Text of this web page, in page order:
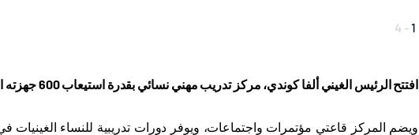
1
-
4
افتتح الرئيس الغيني ألفا كوندي، مركز تدريب مهني نسائي بقدرة استيعاب 600 جهزته الوكالة التركية للتعاون والتنسيق "تيكا" في العاصمة "كوناكري
ويضم المركز قاعتي مؤتمرات واجتماعات، ويوفر دورات تدريبية للنساء